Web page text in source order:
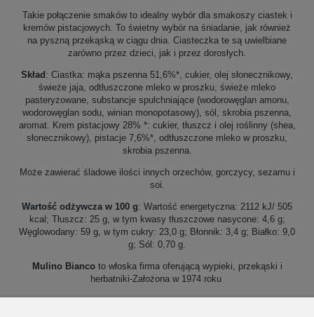
Takie połączenie smaków to idealny wybór dla smakoszy ciastek i
kremów pistacjowych. To świetny wybór na śniadanie, jak również
na pyszną przekąską w ciągu dnia. Ciasteczka te są uwielbiane
zarówno przez dzieci, jak i przez dorosłych.
Skład : Ciastka: mąka pszenna 51,6%*, cukier, olej słonecznikowy,
świeże jaja, odtłuszczone mleko w proszku, świeże mleko
pasteryzowane, substancje spulchniające (wodorowęglan amonu,
wodorowęglan sodu, winian monopotasowy), sól, skrobia pszenna,
aromat. Krem pistacjowy 28% *: cukier, tłuszcz i olej roślinny (shea,
słonecznikowy), pistacje 7,6%*, odtłuszczone mleko w proszku,
skrobia pszenna.
Może zawierać śladowe ilości innych orzechów, gorczycy, sezamu i
soi.
Wartość odżywcza w 100 g: Wartość energetyczna: 2112 kJ/ 505
kcal; Tłuszcz: 25 g, w tym kwasy tłuszczowe nasycone: 4,6 g;
Węglowodany: 59 g, w tym cukry: 23,0 g; Błonnik: 3,4 g; Białko: 9,0
g; Sól: 0,70 g.
Mulino Bianco to włoska firma oferującą wypieki, przekąski i
herbatniki-Założona w 1974 roku